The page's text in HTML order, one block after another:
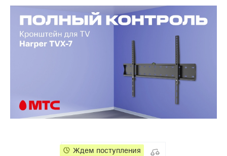
Ждем поступления